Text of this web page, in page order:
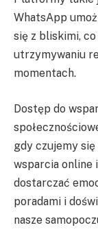
WhatsApp
się z bliskimi,
utrzymywaniu
momentach.
Dostęp do
gdy czujemy
wsparcia online
dostarczać
poradami i
nasze